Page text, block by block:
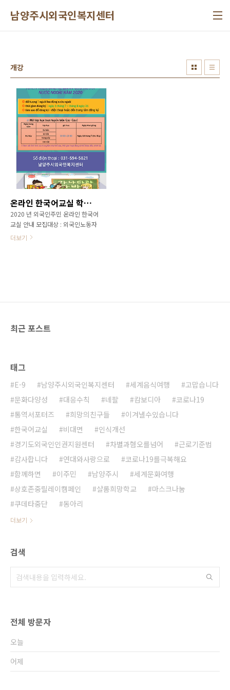
남양주시외국인복지센터
개강
온라인 한국어교실 학생모집 안내
2020 년 외국인주민 온라인 한국어
교실 안내 모집대상 : 외국인노동자
모집기간 : 7 월 1 일 ~ 8 월 31 일 접
착용하시기 바랍니다.
더보기
최근 포스트
태그
E-9 남양주시외국인복지센터 세계음식여행
고맙습니다
문화다양성
대응수칙 네팔 캄보디아
코로나19
통역서포터즈
희망의친구들
이겨낼수있습니다
한국어교실
비대면
인식개선
경기도외국인인권지원센터
차별과혐오를넘어
근로기준법
감사합니다
연대와사랑으로
코로나19를극복해요
함께하면
이주민 남양주시
세계문화여행
상호존중릴레이캠페인
샬롬희망학교
마스크나눔
쿠데타중단
동아리
더보기
검색
전체 방문자
오늘
어제